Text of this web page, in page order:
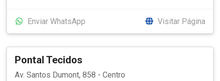
Enviar WhatsApp Visitar Página
Pontal Tecidos
Av. Santos Dumont, 858 - Centro